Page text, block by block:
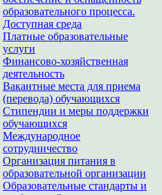
образовательного процесса.
Доступная среда
Платные образовательные
услуги
Финансово-хозяйственная
деятельность
Вакантные места для приема
(перевода) обучающихся
Стипендии и меры поддержки
обучающихся
Международное
сотрудничество
Организация питания в
образовательной организации
Образовательные стандарты и